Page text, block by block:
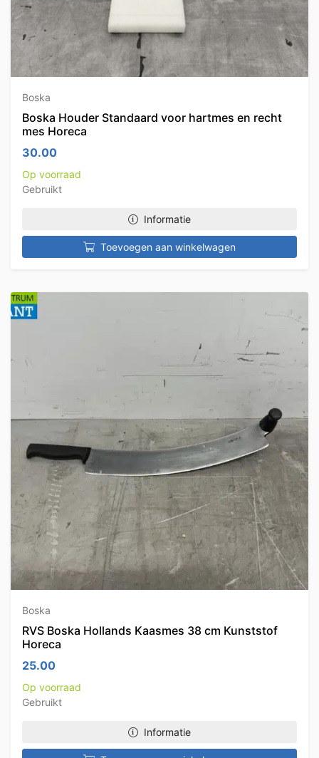
Boska
Boska Houder Standaard voor hartmes en recht
mes Horeca
30.00
Op voorraad
Gebruikt
Informatie
Toevoegen aan winkelwagen
Boska
RVS Boska Hollands Kaasmes 38 cm Kunststof
Horeca
25.00
Op voorraad
Gebruikt
Informatie